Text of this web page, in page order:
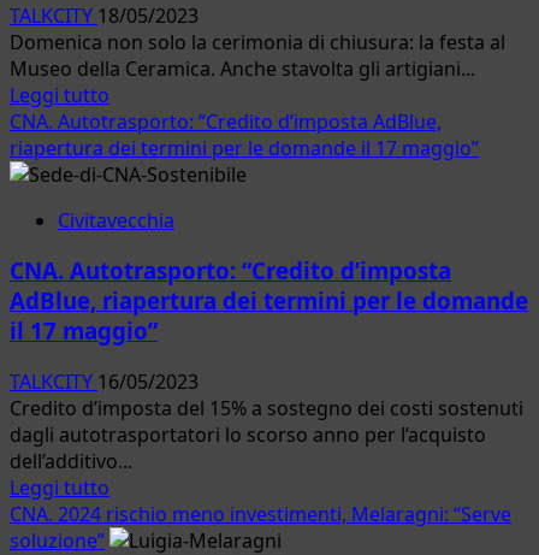
10
milioni
e
mezzo
di
euro.
Robusto
incentivo
a
innovativi
progetti
di
rilancio
TALKCITY 18/05/2023
Domenica non solo la cerimonia di chiusura: la festa al
Museo della Ceramica. Anche stavolta gli artigiani...
Leggi tutto
di
più
su
“Forme
Colori
nella
terra
Tuscia”
:domenica
si
chiude
in
bellezza
CNA. Autotrasporto: “Credito d’imposta AdBlue,
riapertura dei termini per le domande il 17 maggio”
Civitavecchia
CNA. Autotrasporto: “Credito d’imposta
AdBlue, riapertura dei termini per le domande
il 17 maggio”
TALKCITY 16/05/2023
Credito d’imposta del 15% a sostegno dei costi sostenuti
dagli autotrasportatori lo scorso anno per l’acquisto
dell’additivo...
Leggi tutto
di
più
CNA. 2024 rischio meno investimenti, Melaragni: “Serve
soluzione”